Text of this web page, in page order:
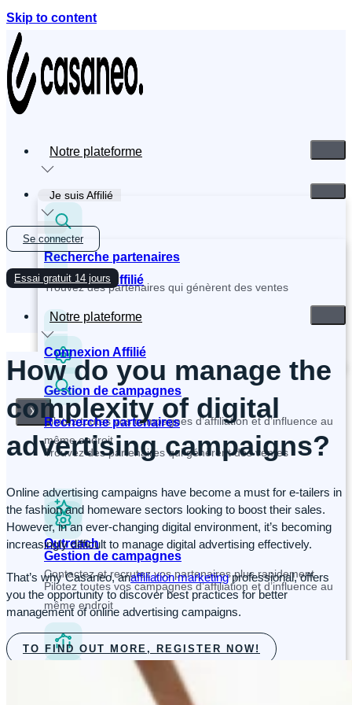
Skip to content
Notre plateforme
Recherche partenaires
Trouvez des partenaires qui génèrent des ventes
Gestion de campagnes
Pilotez toutes vos campagnes d’affiliation et d’influence au
même endroit
Outreach
Contactez et recrutez vos partenaires plus rapidement
Tracking and Analytics
Je suis Affilié
Inscription Affilié
Connexion Affilié
X
Se connecter
Essai gratuit 14 jours
Notre plateforme
Recherche partenaires
Trouvez des partenaires qui génèrent des ventes
Gestion de campagnes
Pilotez toutes vos campagnes d’affiliation et d’influence au
même endroit
How do you manage the
complexity of digital
advertising campaigns?
Online advertising campaigns have become a must for e-tailers in
the fashion and homeware sectors looking to boost their sales.
However, in an ever-changing digital environment, it’s becoming
increasingly difficult to manage digital advertising effectively.
That’s why Casaneo, anaffiliation marketingprofessional, offers
you the opportunity to discover best practices for better
management of online advertising campaigns.
TO FIND OUT MORE, REGISTER NOW!